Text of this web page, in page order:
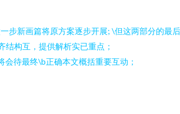
步新画篇将原方案逐步开展; \但这两部分的最
构互，提供解析实已重点；
待最终\b正确本文概括重要互动；